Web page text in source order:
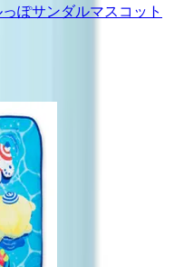
ぽサンダルマスコット